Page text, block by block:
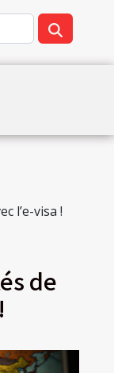
l’e-visa !
de